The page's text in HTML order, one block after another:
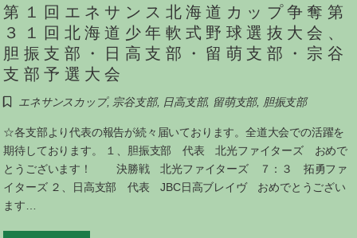
第１回エネサンス北海道カップ争奪第
３１回北海道少年軟式野球選抜大会、
胆振支部・日高支部・留萌支部・宗谷
支部予選大会
エネサンスカップ, 宗谷支部, 日高支部, 留萌支部, 胆振支部
☆各支部より代表の報告が続々届いております。全道大会での活躍を
期待しております。 １、胆振支部 代表 北光ファイターズ おめで
とうございます！ 決勝戦 北光ファイターズ ７：３ 拓勇ファ
イターズ ２、日高支部 代表 JBC日高ブレイヴ おめでとうござい
ます…